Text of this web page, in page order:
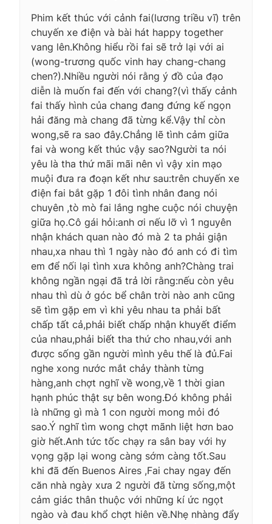
Phim kết thúc với cảnh fai(lương triều vĩ) trên
chuyến xe điện và bài hát happy together
vang lên.Không hiểu rồi fai sẽ trở lại với ai
(wong-trương quốc vinh hay chang-chang
chen?).Nhiều người nói rằng ý đồ của đạo
diễn là muốn fai đến với chang?(vì thấy cảnh
fai thấy hình của chang đang đứng kế ngọn
hải đăng mà chang đã từng kể.Vậy thỉ còn
wong,sẽ ra sao đây.Chẳng lẽ tình cảm giữa
fai và wong kết thúc vậy sao?Người ta nói
yêu là tha thứ mãi mãi nên vì vậy xin mạo
muội đưa ra đoạn kết như sau:trên chuyến xe
điện fai bắt gặp 1 đôi tình nhân đang nói
chuyên ,tò mò fai lắng nghe cuộc nói chuyện
giữa họ.Cô gái hỏi:anh ơi nếu lỡ vì 1 nguyên
nhận khách quan nào đó mà 2 ta phải giận
nhau,xa nhau thì 1 ngày nào đó anh có đi tìm
em để nối lại tình xưa không anh?Chàng trai
không ngần ngại đã trả lời rằng:nếu còn yêu
nhau thì dù ở góc bể chân trời nào anh cũng
sẽ tìm gặp em vì khi yêu nhau ta phải bất
chấp tất cả,phải biết chấp nhận khuyết điểm
của nhau,phải biết tha thứ cho nhau,với anh
được sống gần người mình yêu thế là đủ.Fai
nghe xong nước mắt chảy thành từng
hàng,anh chợt nghĩ về wong,về 1 thời gian
hạnh phúc thật sự bên wong.Đó không phải
là những gì mà 1 con người mong mỏi đó
sao.Ý nghĩ tìm wong chợt mãnh liệt hơn bao
giờ hết.Anh tức tốc chạy ra sân bay với hy
vọng gặp lại wong càng sớm càng tốt.Sau
khi đã đến Buenos Aires ,Fai chay ngay đến
căn nhà ngày xưa 2 người đã từng sống,một
cảm giác thân thuộc với những kí ức ngọt
ngào và đau khổ chợt hiên về.Nhẹ nhàng đẩy